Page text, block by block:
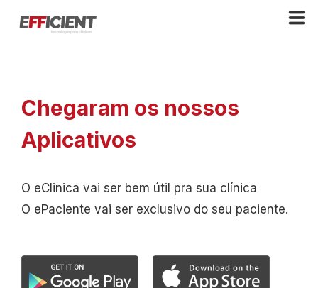
eRedes
Clientes
Chegaram os nossos
Aplicativos
O eClinica vai ser bem útil pra sua clínica
O ePaciente vai ser exclusivo do seu paciente.